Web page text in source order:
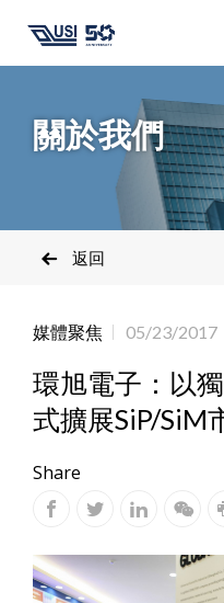
關於我們
返回
媒體聚焦 05/23/2017
環旭電子：以
式擴展SiP/SiM
Share